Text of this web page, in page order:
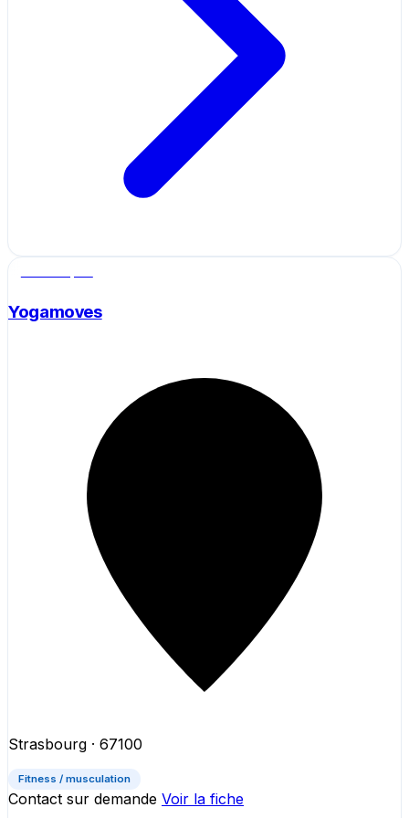
Yogamoves
Strasbourg · 67100
Fitness / musculation
Contact sur demande Voir la fiche